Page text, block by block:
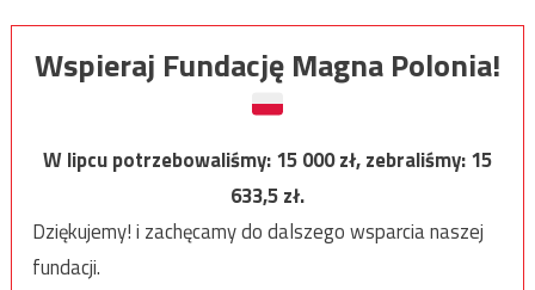
Wspieraj Fundację Magna Polonia!
W lipcu potrzebowaliśmy:15 000zł, zebraliśmy:15
633,5zł.
Dziękujemy! i zachęcamy do dalszego wsparcia naszej
fundacji.